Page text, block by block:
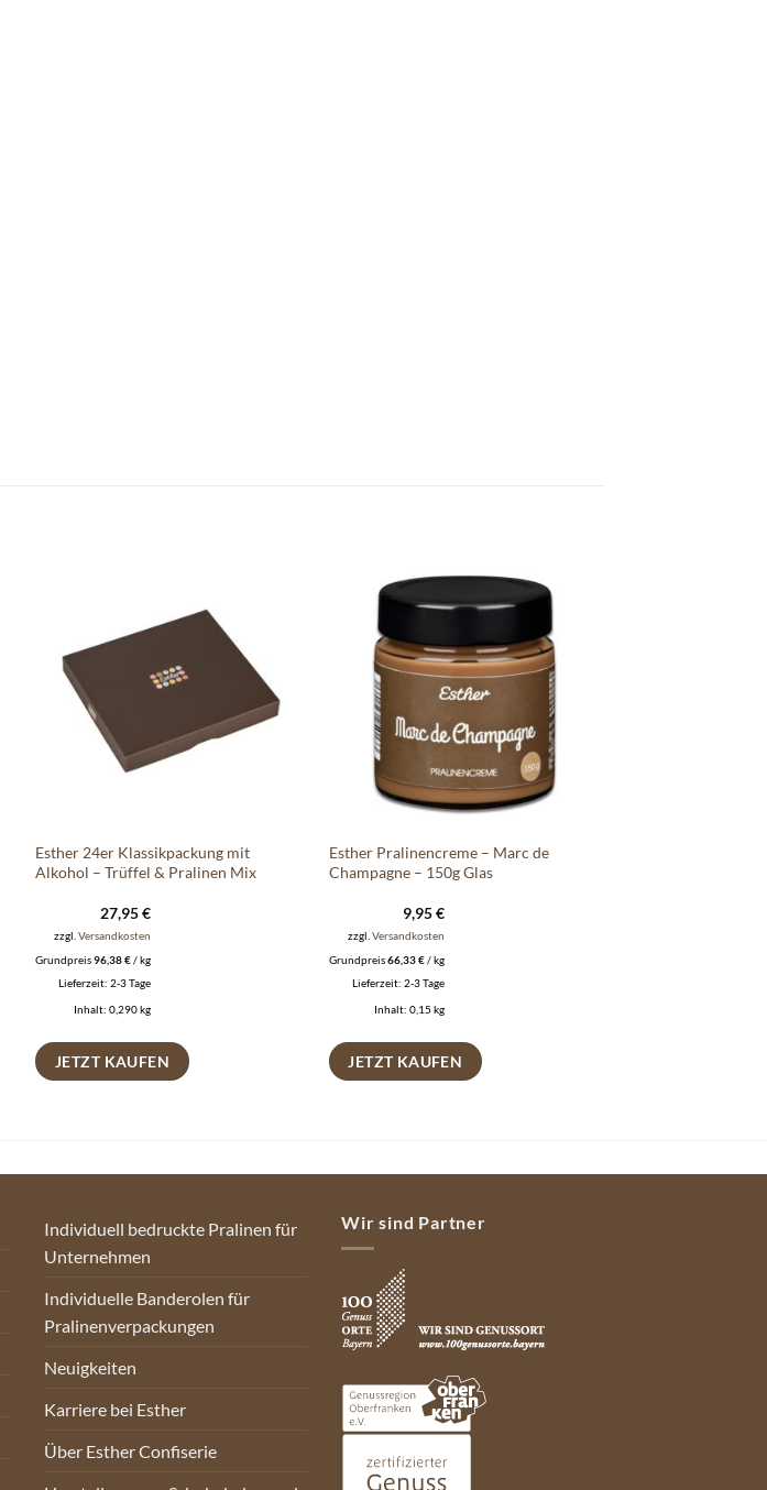
Wunschliste
Esther 24er Klassikpackung mit
Alkohol – Trüffel & Pralinen Mix
27,95€
zzgl.Versandkosten
Grundpreis96,38€/kg
Lieferzeit:2-3 Tage
Inhalt: 0,290kg
JETZT KAUFEN
Wunschliste
Esther Pralinencreme – Marc de
Champagne – 150g Glas
9,95€
zzgl. Versandkosten
Grundpreis66,33€/kg
Lieferzeit: 2-3 Tage
Inhalt: 0,15 kg
JETZT KAUFEN
Individuell bedruckte Pralinen für
Unternehmen
Individuelle Banderolen für
Pralinenverpackungen
Neuigkeiten
Karriere bei Esther
Über Esther Confiserie
Wir sind Partner